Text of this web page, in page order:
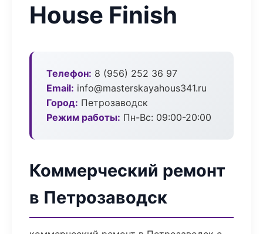
House Finish
Телефон: 8 (956) 252 36 97
Email: info@masterskayahous341.ru
Город: Петрозаводск
Режим работы: Пн-Вс: 09:00-20:00
Коммерческий ремонт
в Петрозаводск